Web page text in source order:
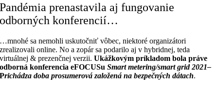
Pandémia prenastavila aj fungovanie
odborných konferencií…
…mnohé sa nemohli uskutočniť vôbec, niektoré organizátori
zrealizovali online. No a zopár sa podarilo aj v hybridnej, teda
virtuálnej & prezenčnej verzii.Ukážkovým príkladom bola práve
odborná konferencia eFOCUSuSmart metering/smart grid 2021–
Prichádza doba prosumerová založená na bezpečných dátach.